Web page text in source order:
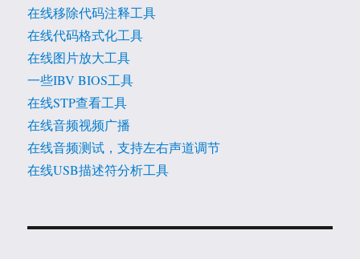
在线移除代码注释工具
在线代码格式化工具
在线图片放大工具
一些IBV BIOS工具
在线STP查看工具
在线音频视频广播
在线音频测试，支持左右声道调节
在线USB描述符分析工具